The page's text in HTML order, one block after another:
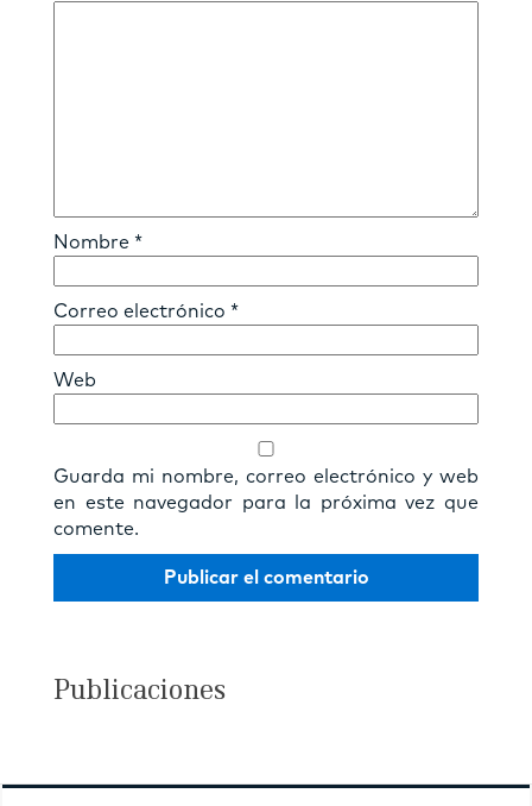
Nombre *
Correo electrónico *
Web
Guarda mi nombre, correo electrónico y web
en este navegador para la próxima vez que
comente.
Publicaciones